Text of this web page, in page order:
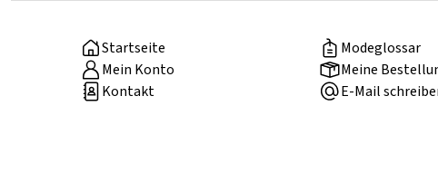
Startseite
Modeglossar
Mein Konto
Meine
Kontakt
E-Mail